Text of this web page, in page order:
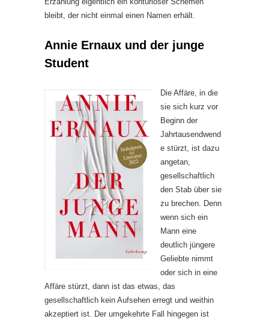
bleibt, der nicht einmal einen Namen erhält.
Annie Ernaux und der junge
Student
Die Affäre, in die
sie sich kurz vor
Beginn der
Jahrtausendwend
e stürzt, ist dazu
angetan,
gesellschaftlich
den Stab über sie
zu brechen. Denn
wenn sich ein
Mann eine
deutlich jüngere
Geliebte nimmt
oder sich in eine
Affäre stürzt, dann ist das etwas, das
gesellschaftlich kein Aufsehen erregt und weithin
akzeptiert ist. Der umgekehrte Fall hingegen ist